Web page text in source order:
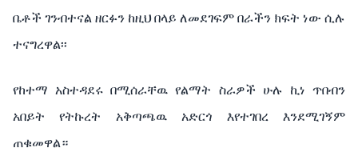
ቤቶች ገንብተናል ዘርፉን ከዚህ በላይ ለመደገፍም በራችን ክፍት ነው ሲሉ
ተናግረዋል፡፡
የከተማ አስተዳደሩ በሚሰራቸዉ የልማት ስራዎች ሁሉ ኪነ ጥበብን
አበይት የትኩረት አቅጣጫዉ አድርጎ እየተገበረ እንደሚገኝም
ጠቁመዋል።